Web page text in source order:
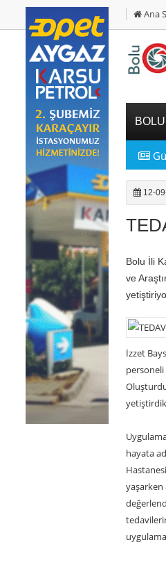
Ana
BOLU
12-
Bolu İli
ve
İzzet
hayata